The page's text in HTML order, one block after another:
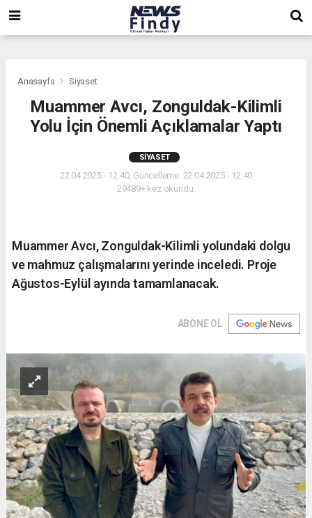
Anasayfa Siyaset
Muammer Avcı, Zonguldak-Kilimli
Yolu İçin Önemli Açıklamalar Yaptı
SIYASET
22.04.2025 - 12:40, Güncelleme: 22.04.2025 - 12:40
29489+ kez okundu.
Muammer Avcı, Zonguldak-Kilimli yolundaki dolgu
ve mahmuz çalışmalarını yerinde inceledi. Proje
Ağustos-Eylül ayında tamamlanacak.
ABONE OL